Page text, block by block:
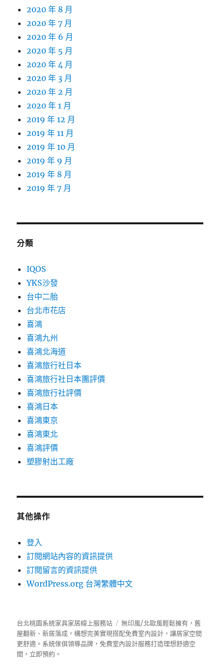
2020 年 8 月
2020 年 7 月
2020 年 6 月
2020 年 5 月
2020 年 4 月
2020 年 3 月
2020 年 2 月
2020 年 1 月
2019 年 12 月
2019 年 11 月
2019 年 10 月
2019 年 9 月
2019 年 8 月
2019 年 7 月
分類
IQOS
YKS沙發
台中二胎
台北市花店
喜鴻
喜鴻九州
喜鴻北海道
喜鴻旅行社日本
喜鴻旅行社日本團評價
喜鴻旅行社評價
喜鴻日本
喜鴻東京
喜鴻東北
喜鴻評價
塑膠射出工廠
其他操作
登入
訂閱網站內容的資訊提供
訂閱留言的資訊提供
WordPress.org 台灣繁體中文
台北桃園系統家具家居線上服務站
無印風/北歐風輕鬆擁有，舊
屋翻新、新居落成，構想完美實現搭配免費室內設計，讓居家空間
更舒適。 系統傢俱領導品牌，免費室內設計服務打造理想舒適空
間，立即預約。